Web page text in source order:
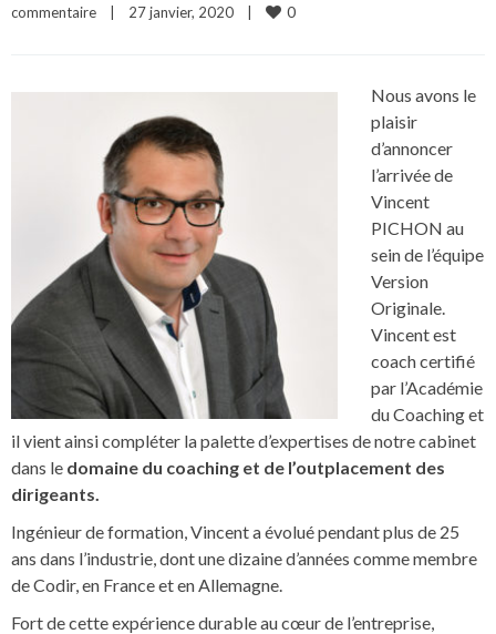
commentaire
27 janvier, 2020 0
Nous avons le
plaisir
d’annoncer
l’arrivée de
Vincent
PICHON au
sein de l’équipe
Version
Originale.
Vincent est
coach certifié
par l’Académie
du Coaching et
il vient ainsi compléter la palette d’expertises de notre cabinet
dans le domaine du coaching et de l’outplacement des
dirigeants.
Ingénieur de formation, Vincent a évolué pendant plus de 25
ans dans l’industrie, dont une dizaine d’années comme membre
de Codir, en France et en Allemagne.
Fort de cette expérience durable au cœur de l’entreprise,